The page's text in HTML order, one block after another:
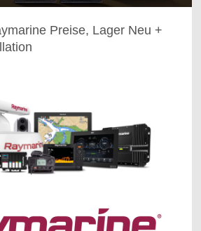
Preise, Lager Neu +